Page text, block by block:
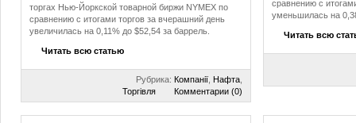
торгах Нью-Йоркской товарной биржи NYMEX по
сравнению с итогами торгов за вчерашний день
увеличилась на 0,11% до $52,54 за баррель.
Читать всю статью
Рубрика: Компанії Нафта
Торгівля
Комментарии (0)
сравнению с
уменьшилась на
Читать всю